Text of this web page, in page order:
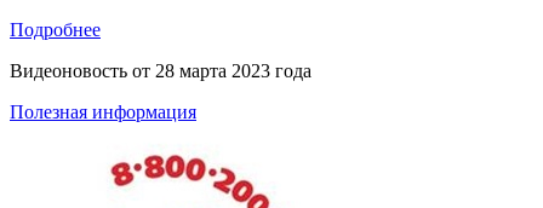
Подробнее
Видеоновость от 28 марта 2023 года
Полезная информация